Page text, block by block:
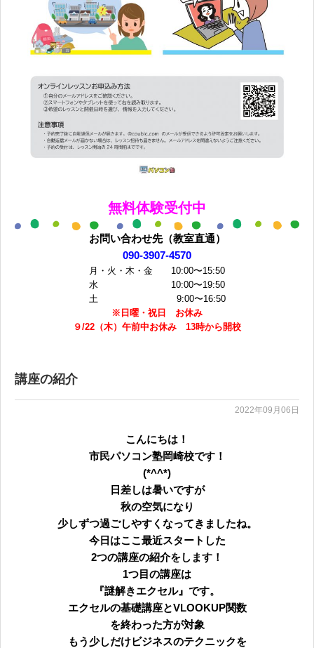
無料体験受付中
お問い合わせ先（教室直通）
090-3907-4570
月・火・木・金 10:00〜15:50
水 10:00〜19:50
土 9:00〜16:50
※日曜・祝日 お休み
９/22（木）午前中お休み 13時から開校
講座の紹介
2022年09月06日
こんにちは！
市民パソコン塾岡崎校です！
(*^^*)
日差しは暑いですが
秋の空気になり
少しずつ過ごしやすくなってきましたね。
今日はここ最近スタートした
2つの講座の紹介をします！
1つ目の講座は
『謎解きエクセル』です。
エクセルの基礎講座とVLOOKUP関数
を終わった方が対象
もう少しだけビジネスのテクニックを